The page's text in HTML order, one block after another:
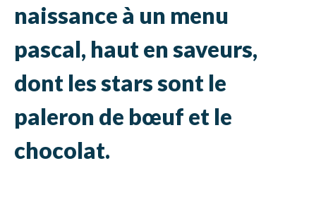
naissance à un menu
pascal, haut en saveurs,
dont les stars sont le
paleron de bœuf et le
chocolat.